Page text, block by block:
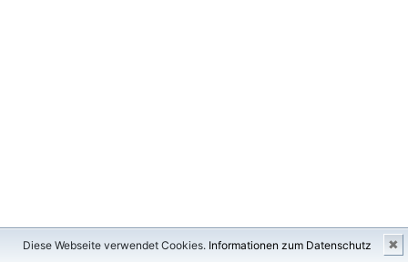
Diese Webseite verwendet Cookies. Informationen zum Datenschutz ✖